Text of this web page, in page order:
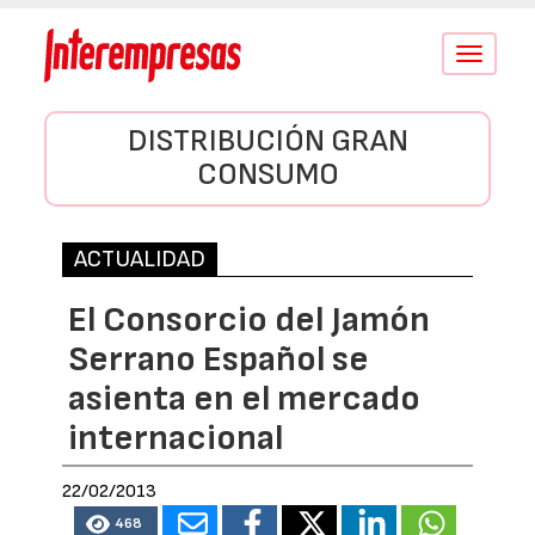
Conmutar
DISTRIBUCIÓN GRAN
CONSUMO
ACTUALIDAD
El Consorcio del Jamón
Serrano Español se
asienta en el mercado
internacional
22/02/2013
468